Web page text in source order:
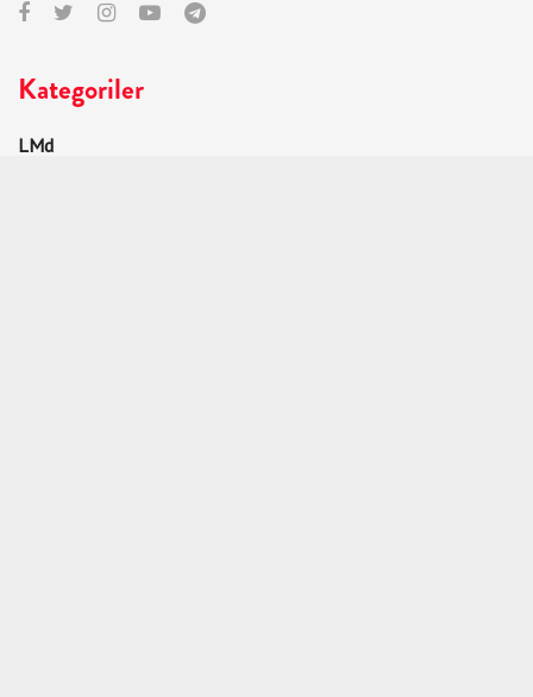
Kategoriler
LMd